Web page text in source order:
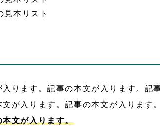
見本リスト
ります。記事の本文が入ります。記
が入ります。記事の本文が入ります
文が入ります。